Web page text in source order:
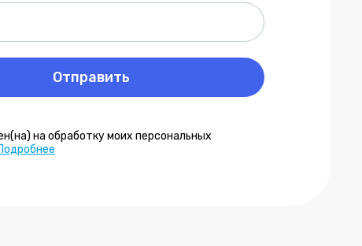
на обработку моих персональных
Отправить